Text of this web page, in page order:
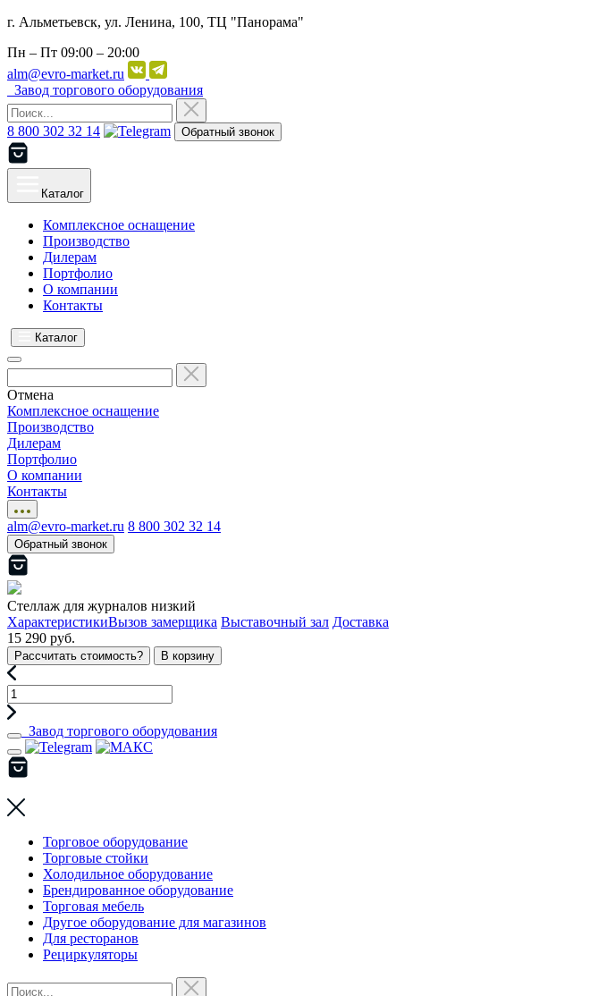
г. Альметьевск, ул. Ленина, 100, ТЦ "Панорама"
Пн – Пт 09:00 – 20:00
alm@evro-market.ru
Завод торгового оборудования
8 800 302 32 14 Обратный звонок
Каталог
Комплексное оснащение
Производство
Дилерам
Портфолио
О компании
Контакты
Каталог
Отмена
Комплексное оснащение
Производство
Дилерам
Портфолио
О компании
Контакты
alm@evro-market.ru 8 800 302 32 14
Обратный звонок
Стеллаж для журналов низкий
ХарактеристикиВызов замерщика Выставочный зал Доставка
15 290 руб.
Рассчитать стоимость? В корзину
Завод торгового оборудования
Торговое оборудование
Торговые стойки
Холодильное оборудование
Брендированное оборудование
Торговая мебель
Другое оборудование для магазинов
Для ресторанов
Рециркуляторы